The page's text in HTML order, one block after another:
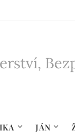
JÁN